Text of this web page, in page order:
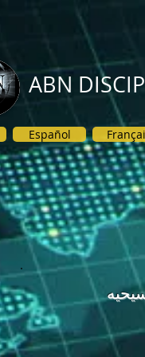
ABN
Español